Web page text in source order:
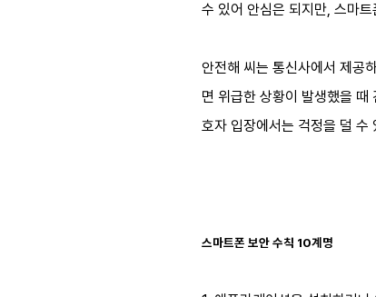
수 있어 안심은 되지만, 스마
안전해 씨는 통신사에서 제공
면 위급한 상황이 발생했을
호자 입장에서는 걱정을 덜
스마트폰 보안 수칙 10계명